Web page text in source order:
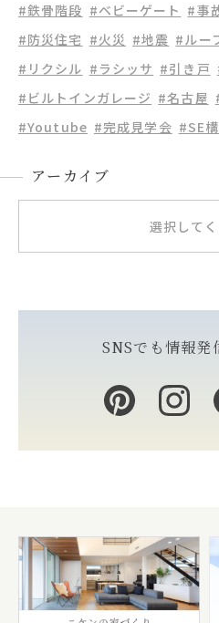
#鉄骨階段 #ベビーゲート #事
#防災住宅 #火災 #地震 #ルー
#リクシル #ラシッサ #引き戸
#ビルトインガレージ #名古屋
#Youtube #完成見学会 #SE
アーカイブ
選択して
SNSでも情報発